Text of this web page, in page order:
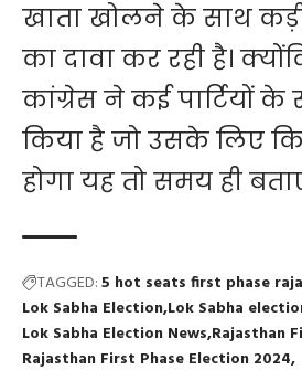
खाता खोलने के साथ
का दावा कर रही है।
कांग्रेस ने कई पार्टियों
किया है जो उसके लिए
होगा यह तो समय ही
TAGGED:5 hot seats first phase
Lok Sabha Election Lok Sabha
Lok Sabha Election News Rajasthan
Rajasthan First Phase Election 2024